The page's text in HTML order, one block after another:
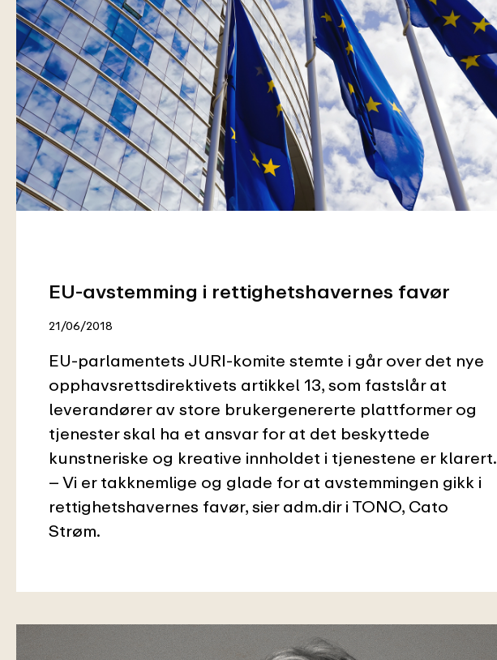
EU-avstemming i rettighetshavernes favør
21/06/2018
EU-parlamentets JURI-komite stemte i går over det nye
opphavsrettsdirektivets artikkel 13, som fastslår at
leverandører av store brukergenererte plattformer og
tjenester skal ha et ansvar for at det beskyttede
kunstneriske og kreative innholdet i tjenestene er klarert.
– Vi er takknemlige og glade for at avstemmingen gikk i
rettighetshavernes favør, sier adm.dir i TONO, Cato
Strøm.